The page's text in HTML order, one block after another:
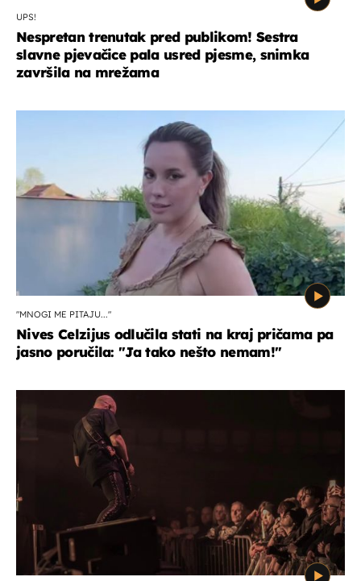
UPS!
Nespretan trenutak pred publikom! Sestra
slavne pjevačice pala usred pjesme, snimka
završila na mrežama
"MNOGI ME PITAJU..."
Nives Celzijus odlučila stati na kraj pričama pa
jasno poručila: "Ja tako nešto nemam!"